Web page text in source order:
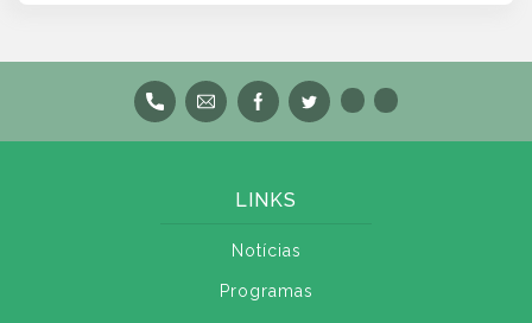
LINKS
Notícias
Programas